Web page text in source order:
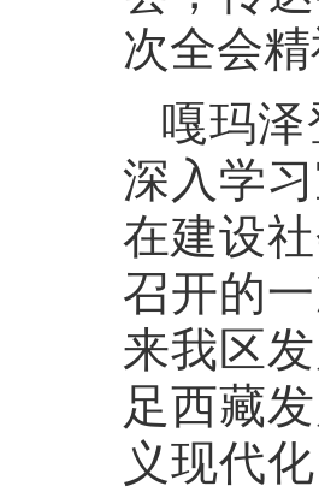
次全会
嘎玛
深入学
在建设
召开的
来我区
足西藏
义现代